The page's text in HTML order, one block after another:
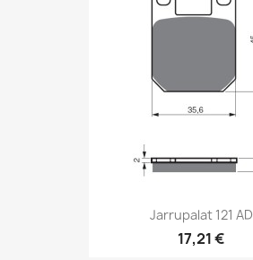
Jarrupalat 121 AD
17,21 €